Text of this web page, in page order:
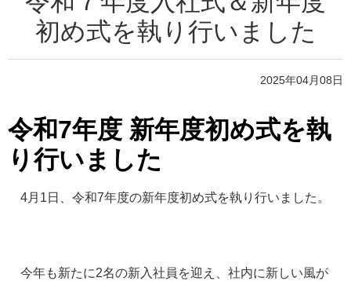
初め式を執り行いました
2025年04月08日
令和7年度 新年度初め式を執
り行いました
4月1日、令和7年度の新年度初め式を執り行いました。
今年も新たに2名の新入社員を迎え、社内に新しい風が